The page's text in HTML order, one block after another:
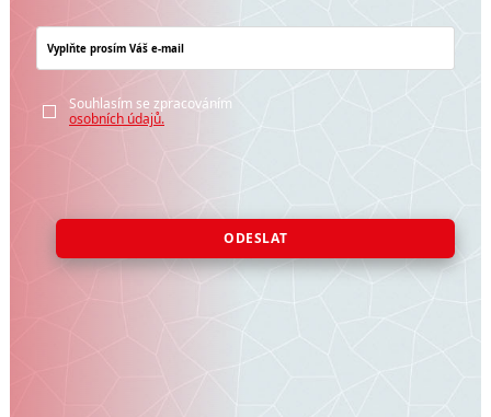
Souhlasím se zpracováním
osobních údajů.
ODESLAT